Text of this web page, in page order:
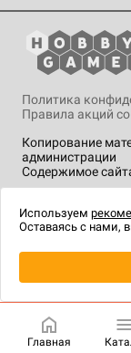
Копирование
администрации
Содержимое
Политика
Правила акций
технологии.
Главная
Используем
Оставаясь с нами,